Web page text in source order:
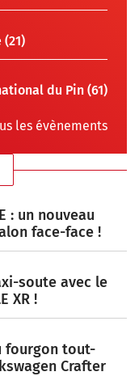
du Pin (61)
les évènements
: un nouveau
face-face !
soute avec le
XR !
fourgon tout-
Crafter